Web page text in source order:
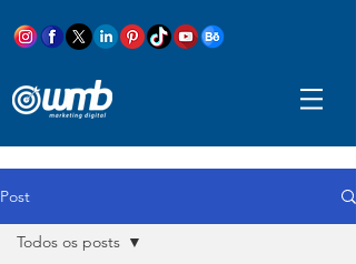
Post
Todos os posts